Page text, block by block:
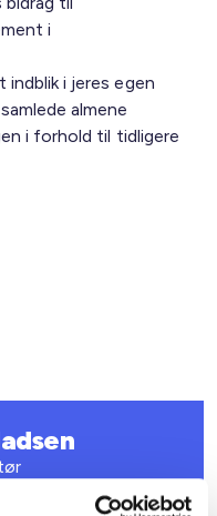
i
indblik i jeres egen
almene
i forhold til tidligere